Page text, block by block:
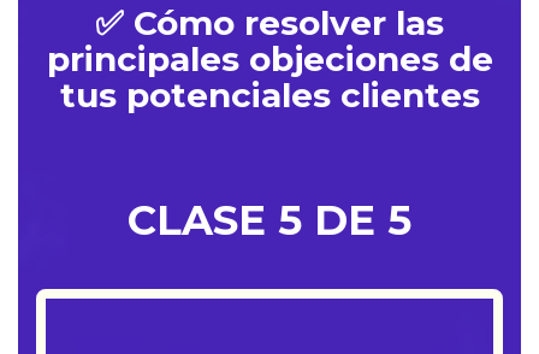
✅ Cómo resolver las
principales objeciones de
tus potenciales clientes
CLASE 5 DE 5